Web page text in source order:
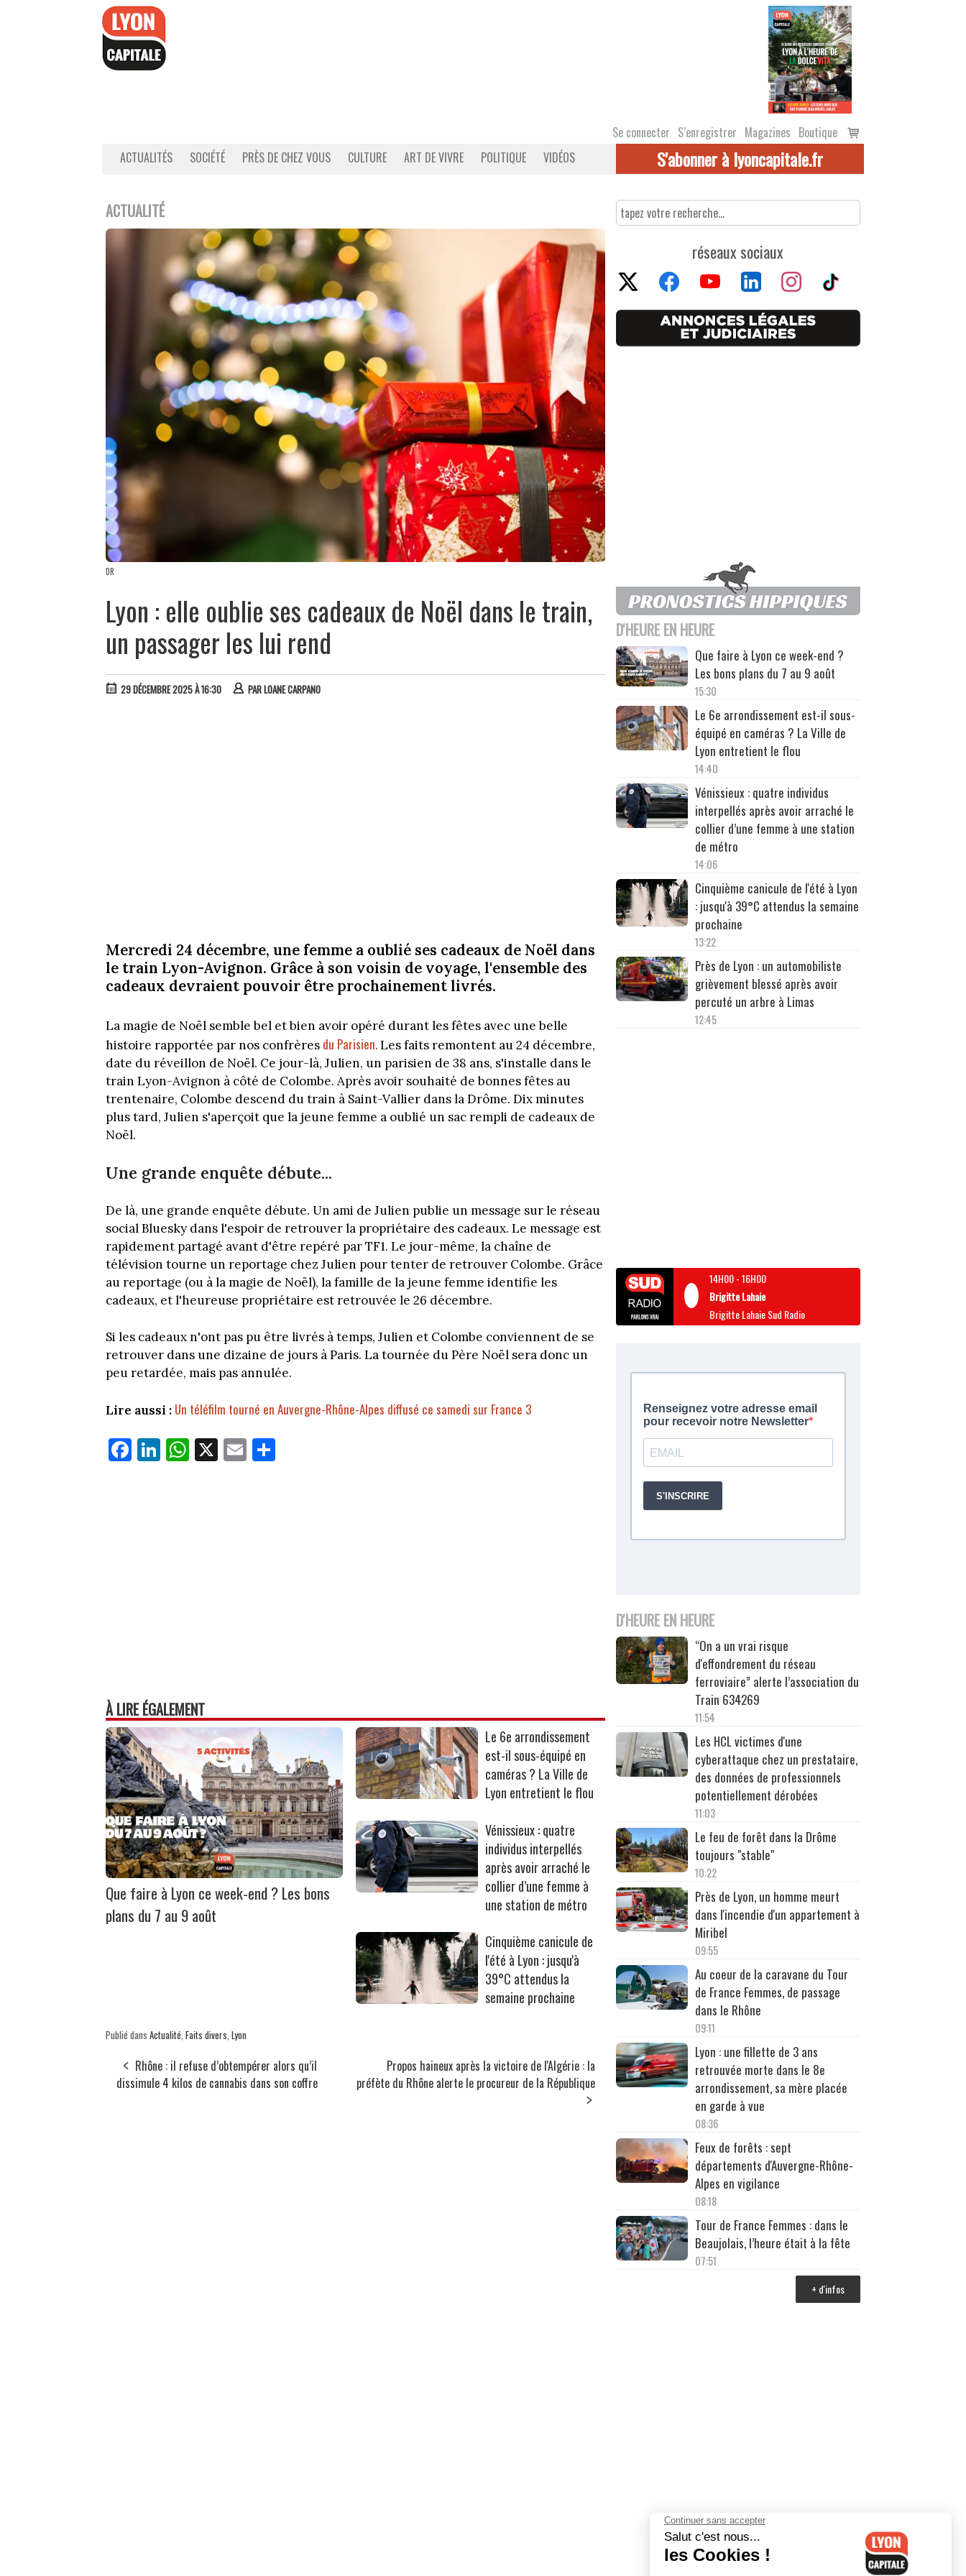
Se connecter S’enregistrer Magazines Boutique
Voir
le
ACTUALITÉS SOCIÉTÉ PRÈS DE CHEZ VOUS CULTURE ART DE VIVRE POLITIQUE VIDÉOS S'abonner à lyoncapitale.fr
ACTUALITÉ
DR
Lyon : elle oublie ses cadeaux de Noël dans le train,
un passager les lui rend
29 DÉCEMBRE 2025 À 16:30 PARLOANE CARPANO
Mercredi 24 décembre, une femme a oublié ses cadeaux de Noël dans
le train Lyon-Avignon. Grâce à son voisin de voyage, l'ensemble des
cadeaux devraient pouvoir être prochainement livrés.
La magie de Noël semble bel et bien avoir opéré durant les fêtes avec une belle
histoire rapportée par nos confrères du Parisien.Les faits remontent au 24 décembre,
date du réveillon de Noël. Ce jour-là, Julien, un parisien de 38 ans, s'installe dans le
train Lyon-Avignon à côté de Colombe. Après avoir souhaité de bonnes fêtes au
trentenaire, Colombe descend du train à Saint-Vallier dans la Drôme. Dix minutes
plus tard, Julien s'aperçoit que la jeune femme a oublié un sac rempli de cadeaux de
Noël.
Une grande enquête débute...
De là, une grande enquête débute. Un ami de Julien publie un message sur le réseau
social Bluesky dans l'espoir de retrouver la propriétaire des cadeaux. Le message est
rapidement partagé avant d'être repéré par TF1. Le jour-même, la chaîne de
télévision tourne un reportage chez Julien pour tenter de retrouver Colombe. Grâce
au reportage (ou à la magie de Noël), la famille de la jeune femme identifie les
cadeaux, et l'heureuse propriétaire est retrouvée le 26 décembre.
Si les cadeaux n'ont pas pu être livrés à temps, Julien et Colombe conviennent de se
retrouver dans une dizaine de jours à Paris. La tournée du Père Noël sera donc un
peu retardée, mais pas annulée.
Lire aussi : Un téléfilm tourné en Auvergne-Rhône-Alpes diffusé ce samedi sur France 3
Fa
ce
Li
nk
W
ha
X E
m
À LIRE ÉGALEMENT
Que faire à Lyon ce week-end ? Les bons
plans du 7 au 9 août
Le 6e arrondissement
est-il sous-équipé en
caméras ? La Ville de
Lyon entretient le flou
Vénissieux : quatre
individus interpellés
après avoir arraché le
collier d’une femme à
une station de métro
Cinquième canicule de
l'été à Lyon : jusqu'à
39°C attendus la
semaine prochaine
Publié dans Actualité, Faits divers, Lyon
Rhône : il refuse d’obtempérer alors qu’il
dissimule 4 kilos de cannabis dans son coffre
Propos haineux après la victoire de l'Algérie : la
préfète du Rhône alerte le procureur de la République
réseaux sociaux
D'HEURE EN HEURE
Que faire à Lyon ce week-end ?
Les bons plans du 7 au 9 août
15:30
Le 6e arrondissement est-il sous-
équipé en caméras ? La Ville de
Lyon entretient le flou
14:40
Vénissieux : quatre individus
interpellés après avoir arraché le
collier d’une femme à une station
de métro
14:06
Cinquième canicule de l'été à Lyon
: jusqu'à 39°C attendus la semaine
prochaine
13:22
Près de Lyon : un automobiliste
grièvement blessé après avoir
percuté un arbre à Limas
12:45
14H00-16H00
Brigitte Lahaie
Brigitte Lahaie Sud Radio
D'HEURE EN HEURE
“On a un vrai risque
d'effondrement du réseau
ferroviaire” alerte l’association du
Train 634269
11:54
Les HCL victimes d'une
cyberattaque chez un prestataire,
des données de professionnels
potentiellement dérobées
11:03
Le feu de forêt dans la Drôme
toujours "stable"
10:22
Près de Lyon, un homme meurt
dans l'incendie d'un appartement à
Miribel
09:55
Au coeur de la caravane du Tour
de France Femmes, de passage
dans le Rhône
09:11
Lyon : une fillette de 3 ans
retrouvée morte dans le 8e
arrondissement, sa mère placée
en garde à vue
08:36
Feux de forêts : sept
départements d'Auvergne-Rhône-
Alpes en vigilance
08:18
Tour de France Femmes : dans le
Beaujolais, l’heure était à la fête
07:51
+ d'infos